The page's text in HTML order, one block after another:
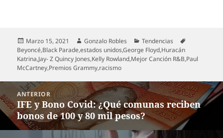
Publicado
el
Marzo 15, 2021 Autor
Gonzalo Robles Categorías
Tendencias
Beyoncé,Black Parade,estados unidos,George Floyd,Huracán
Katrina,Jay- Z Quincy Jones,Kelly Rowland,Mejor Canción R&B,Paul
McCartney,Premios Grammy,racismo
Navegación
de
entradas
ANTERIOR
Entrada
anterior:
IFE y Bono Covid: ¿Qué comunas reciben
bonos de 100 y 80 mil pesos?